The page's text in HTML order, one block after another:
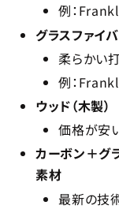
例：
グラスファイ
柔らかい
例：
ウッド（木製）
価格が安
カーボン＋グ
素材
最新の技